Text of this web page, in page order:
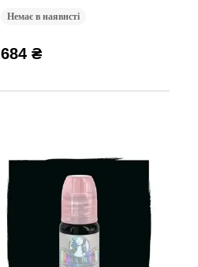
Немає в наявнсті
684 ₴